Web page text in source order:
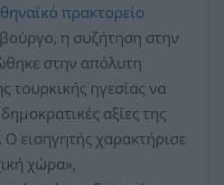
πρακτορείο
η συζήτηση στην
στην απόλυτη
τουρκικής ηγεσίας να
αξίες της
εισηγητής χαρακτήρισε
χώρα»,